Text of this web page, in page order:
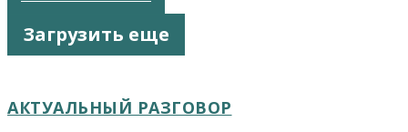
Загрузить еще
АКТУАЛЬНЫЙ РАЗГОВОР